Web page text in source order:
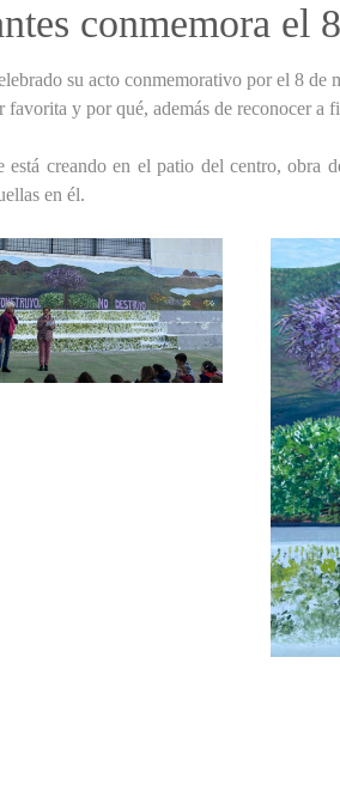
conmemora el
su acto conmemorativo por el 8 de
y por qué, además de reconocer a
creando en el patio del centro, obra
en él.